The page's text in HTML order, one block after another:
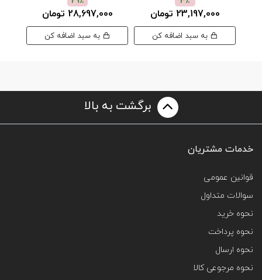
23,197,000 تومان 28,697,000 تومان
برگشت به بالا
خدمات مشتریان
قوانین عمومی
سوالات متداول
نحوه خرید
نحوه پرداخت
نحوه ارسال
نحوه مرجوعی کالا